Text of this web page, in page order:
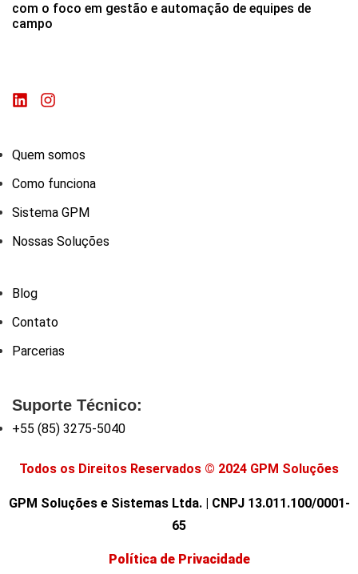
com o foco em gestão e automação de equipes de
campo
Quem somos
Como funciona
Sistema GPM
Nossas Soluções
Blog
Contato
Parcerias
Suporte Técnico:
+55 (85) 3275-5040
Todos os Direitos Reservados © 2024 GPM Soluções
GPM Soluções e Sistemas Ltda. | CNPJ 13.011.100/0001-
65
Política de Privacidade